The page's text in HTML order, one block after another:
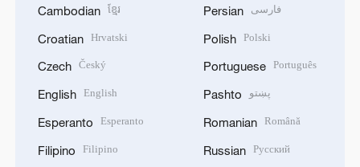
Cambodian ខ្មែរ
Croatian Hrvatski
Czech Český
English English
Esperanto Esperanto
Filipino Filipino
Persian فارسی
Polish Polski
Portuguese Português
Pashto پښتو
Romanian Română
Russian Русский